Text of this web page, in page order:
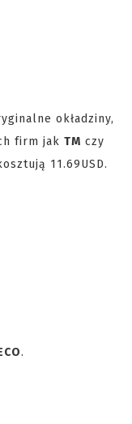
okładziny,
firm jak TM czy
11.69USD.
.